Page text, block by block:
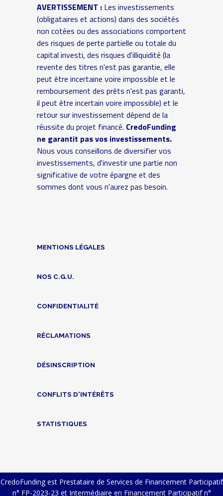
AVERTISSEMENT :Les investissements
(obligataires et actions) dans des sociétés
non cotées ou des associations comportent
des risques de perte partielle ou totale du
capital investi, des risques d'illiquidité (la
revente des titres n'est pas garantie, elle
peut être incertaine voire impossible et le
remboursement des prêts n'est pas garanti,
il peut être incertain voire impossible) et le
retour sur investissement dépend de la
réussite du projet financé. CredoFunding
ne garantit pas vos investissements.
Nous vous conseillons de diversifier vos
investissements, d'investir une partie non
significative de votre épargne et des
sommes dont vous n'aurez pas besoin.
MENTIONS LÉGALES
NOS C.G.U.
CONFIDENTIALITÉ
RÉCLAMATIONS
DÉSINSCRIPTION
CONFLITS D'INTÉRÊTS
STATISTIQUES
CredoFunding est Prestataire de Services de Financement Participatif
n° FP-2023-23 et Intermédiaire en Financement Participatif n°